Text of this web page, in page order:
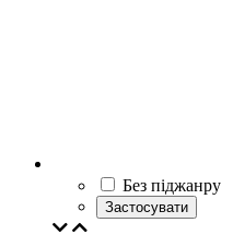
Без піджанру
Застосувати